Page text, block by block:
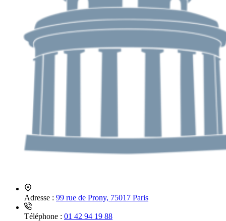
Adresse : 99 rue de Prony, 75017 Paris
Téléphone : 01 42 94 19 88